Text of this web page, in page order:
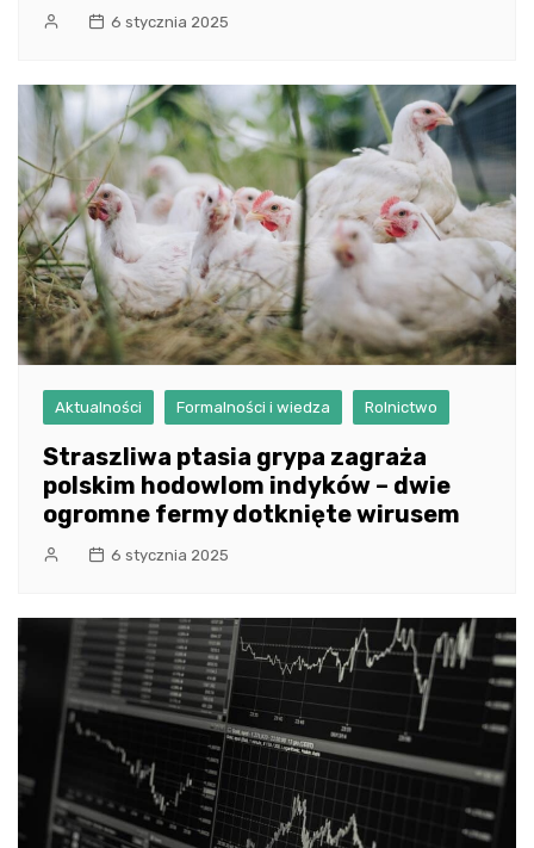
6 stycznia 2025
Aktualności Formalności i wiedza Rolnictwo
Straszliwa ptasia grypa zagraża
polskim hodowlom indyków – dwie
ogromne fermy dotknięte wirusem
6 stycznia 2025